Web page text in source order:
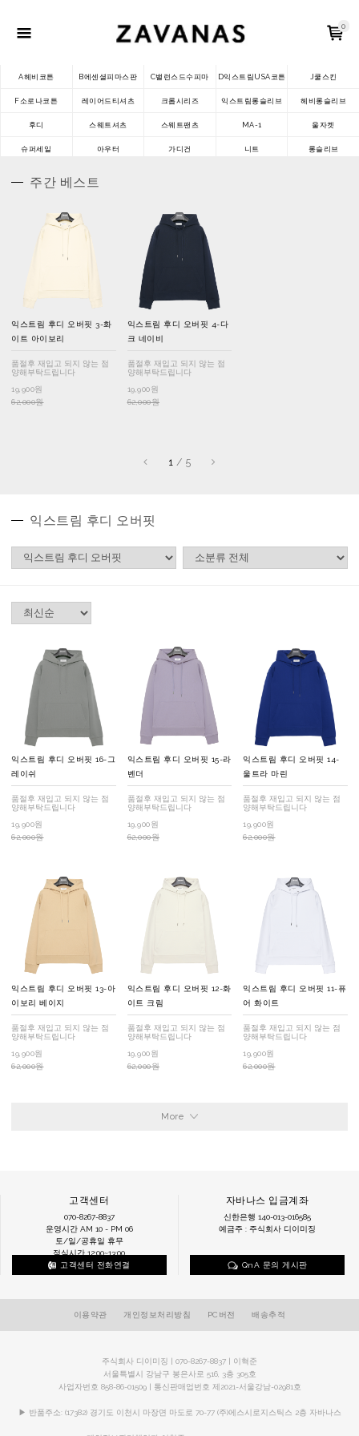
0
A헤비코튼 B에센셜피마스판 C밸런스드수피마 D익스트림USA코튼 J쿨스킨
F소로나코튼 레이어드티셔츠 크롭시리즈 익스트림롱슬리브 헤비롱슬리브
후디 스웨트셔츠 스웨트팬츠 MA-1 울자켓
슈퍼세일 아우터 가디건 니트 롱슬리브
주간 베스트
익스트림 후디 오버핏 3-화
이트 아이보리
품절후 재입고 되지 않는 점
양해부탁드립니다
19,900원
62,000원
익스트림 후디 오버핏 4-다
크 네이비
품절후 재입고 되지 않는 점
양해부탁드립니다
19,900원
62,000원
1 / 5
익스트림 후디 오버핏
익스트림 후디 오버핏 16-그
레이쉬
품절후 재입고 되지 않는 점
양해부탁드립니다
19,900원
62,000원
익스트림 후디 오버핏 15-라
벤더
품절후 재입고 되지 않는 점
양해부탁드립니다
19,900원
62,000원
익스트림 후디 오버핏 14-
울트라 마린
품절후 재입고 되지 않는 점
양해부탁드립니다
19,900원
62,000원
익스트림 후디 오버핏 13-아
이보리 베이지
품절후 재입고 되지 않는 점
양해부탁드립니다
19,900원
62,000원
익스트림 후디 오버핏 12-화
이트 크림
품절후 재입고 되지 않는 점
양해부탁드립니다
19,900원
62,000원
익스트림 후디 오버핏 11-퓨
어 화이트
품절후 재입고 되지 않는 점
양해부탁드립니다
19,900원
62,000원
More
고객센터
070-8267-8837
운영시간 AM 10 - PM 06
토/일/공휴일 휴무
점심시간 12:00~13:00
고객센터 전화연결
자바나스 입금계좌
신한은행 140-013-016585
예금주 : 주식회사 디이미징
QnA 문의 게시판
이용약관 개인정보처리방침 PC버전 배송추적
주식회사 디이미징 | 070-8267-8837 | 이혁준
서울특별시 강남구 봉은사로 516, 3층 305호
사업자번호 858-86-01509 | 통신판매업번호 제2021-서울강남-02981호
▶ 반품주소: (17382) 경기도 이천시 마장면 마도로 70-77 (주)에스시로지스틱스 2층 자바나스